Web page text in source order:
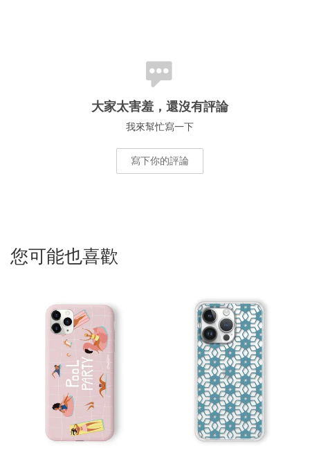
大家太害羞，還沒有評論
我來幫忙寫一下
寫下你的評論
您可能也喜歡